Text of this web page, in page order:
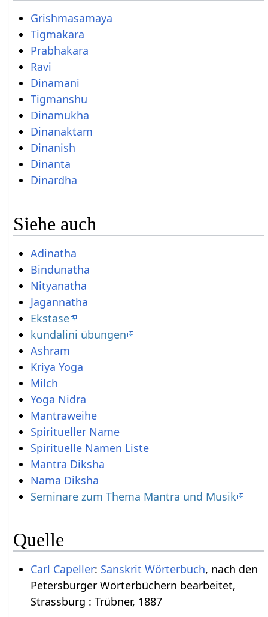
Grishmasamaya
Tigmakara
Prabhakara
Ravi
Dinamani
Tigmanshu
Dinamukha
Dinanaktam
Dinanish
Dinanta
Dinardha
Siehe auch
Adinatha
Bindunatha
Nityanatha
Jagannatha
Ekstase
kundalini übungen
Ashram
Kriya Yoga
Milch
Yoga Nidra
Mantraweihe
Spiritueller Name
Spirituelle Namen Liste
Mantra Diksha
Nama Diksha
Seminare zum Thema Mantra und Musik
Quelle
Carl Capeller: Sanskrit Wörterbuch, nach den
Petersburger Wörterbüchern bearbeitet,
Strassburg : Trübner, 1887